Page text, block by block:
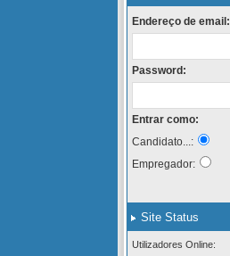
Endereço de email:
Password:
Entrar como:
Candidato...:
Empregador:
Site Status
Utilizadores Online: